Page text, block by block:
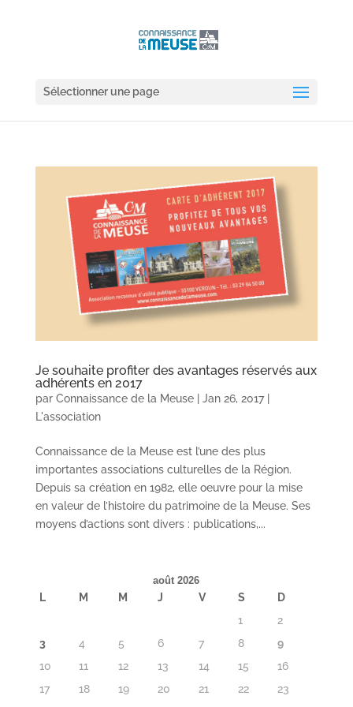
Sélectionner une page
Je souhaite profiter des avantages réservés aux
adhérents en 2017
par Connaissance de la Meuse| Jan 26, 2017|
L'association
Connaissance de la Meuse est l’une des plus
importantes associations culturelles de la Région.
Depuis sa création en 1982, elle oeuvre pour la mise
en valeur de l’histoire du patrimoine de la Meuse. Ses
moyens d’actions sont divers : publications,...
août 2026
L M M J V S
D
1
2
3
4 5 6 7 8
9
10
11 12 13 14 15
16
17
18 19 20 21 22
23